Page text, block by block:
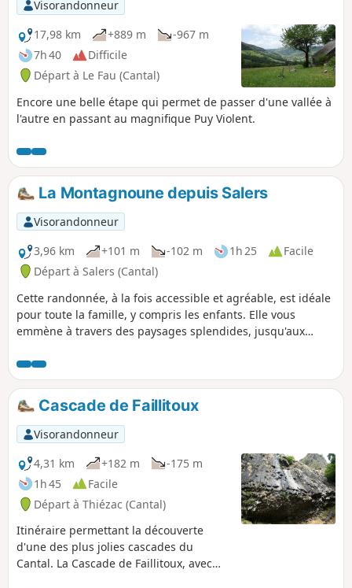
Visorandonneur
17,98 km
+889 m
-967 m
7h 40
Difficile
Départ à Le Fau (Cantal)
Encore une belle étape qui permet de passer d'une vallée à
l'autre en passant au magnifique Puy Violent.
La Montagnoune depuis Salers
Visorandonneur
3,96 km
+101 m -102 m 1h 25
Facile
Départ à Salers (Cantal)
Cette randonnée, à la fois accessible et agréable, est idéale
pour toute la famille, y compris les enfants. Elle vous
emmène à travers des paysages splendides, jusqu'aux
témoins d'une tradition montagnarde encore bien vivante.
Une belle occasion de profiter de la nature tout en
découvrant l'authenticité de cette région. Une belle boucle
qui combine nature, patrimoine et vues imprenables.
Cascade de Faillitoux
Visorandonneur
4,31 km
+182 m
-175 m
1h 45
Facile
Départ à Thiézac (Cantal)
Itinéraire permettant la découverte
d'une des plus jolies cascades du
Cantal. La Cascade de Faillitoux, avec